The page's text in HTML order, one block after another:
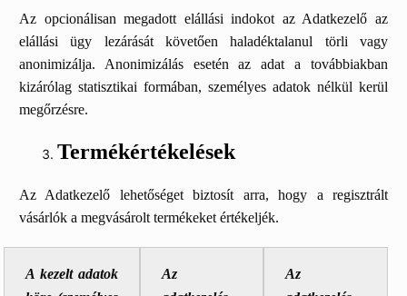
Az opcionálisan megadott elállási indokot az Adatkezelő az
elállási ügy lezárását követően haladéktalanul törli vagy
anonimizálja. Anonimizálás esetén az adat a továbbiakban
kizárólag statisztikai formában, személyes adatok nélkül kerül
megőrzésre.
Termékértékelések
Az Adatkezelő lehetőséget biztosít arra, hogy a regisztrált
vásárlók a megvásárolt termékeket értékeljék.
A kezelt adatok
Az
Az